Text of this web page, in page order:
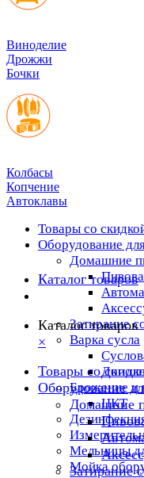
Виноделие
Дрожжи
Бочки
Колбасы
Копчение
Автоклавы
Товары со
Оборудование
Домашние
Затирание
Варка сусла
Брожение и
ЦКТ
Мельницы
Мойка
Каталог товаров
Каталог товаров
×
Товары со
Оборудование
Домашние
Затирание